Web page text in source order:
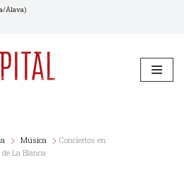
Álava)
Música
Conciertos en
La Blanca